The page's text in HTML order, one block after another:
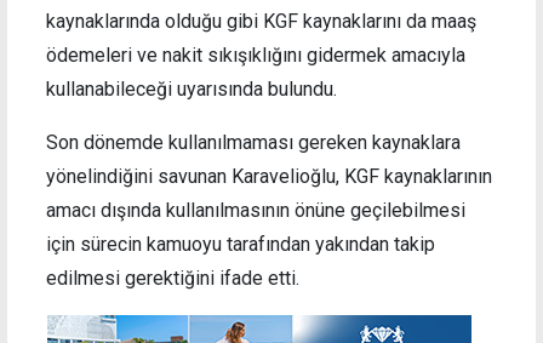
kaynaklarında olduğu gibi KGF kaynaklarını da maaş
ödemeleri ve nakit sıkışıklığını gidermek amacıyla
kullanabileceği uyarısında bulundu.
Son dönemde kullanılmaması gereken kaynaklara
yönelindiğini savunan Karavelioğlu, KGF kaynaklarının
amacı dışında kullanılmasının önüne geçilebilmesi
için sürecin kamuoyu tarafından yakından takip
edilmesi gerektiğini ifade etti.